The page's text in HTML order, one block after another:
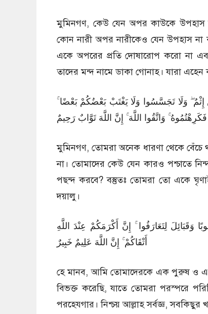
মুমিনগণ, কেউ যেন অপর কাউকে উপহাস
কোন নারী অপর নারীকেও যেন উপহাস না
একে অপরের প্রতি দোষারোপ করো না
তাদের মন্দ নামে ডাকা গোনাহ। যারা
إِثْمٌ ۖ وَلَا تَجَسَّسُوا وَلَا يَغْتَبْ بَعْضُكُمْ بَعْضًا
وَاتَّقُوا اللَّهَ ۚ إِنَّ اللَّهَ تَوَّابٌ رَحِيمٌ
মুমিনগণ, তোমরা অনেক ধারণা থেকে বেঁচে
না। তোমাদের কেউ যেন কারও পশ্চাতে
পছন্দ করবে? বস্তুতঃ তোমরা তো একে
দয়ালু।
وَقَبَائِلَ لِتَعَارَفُوا ۚ إِنَّ أَكْرَمَكُمْ عِنْدَ اللَّهِ
أَتْقَاكُمْ ۚ إِنَّ اللَّهَ عَلِيمٌ خَبِيرٌ
হে মানব, আমি তোমাদেরকে এক পুরুষ ও এক
বিভক্ত করেছি, যাতে তোমরা পরস্পরে
পরহেযগার। নিশ্চয় আল্লাহ সর্বজ্ঞ, সবকিছুর